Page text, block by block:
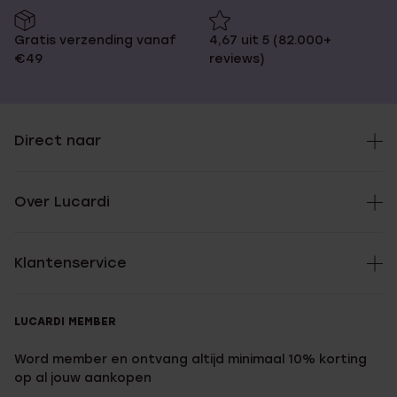
Gratis verzending vanaf
€49
4,67 uit 5 (82.000+
reviews)
Direct naar
Over Lucardi
Klantenservice
LUCARDI MEMBER
Word member en ontvang altijd minimaal 10% korting
op al jouw aankopen